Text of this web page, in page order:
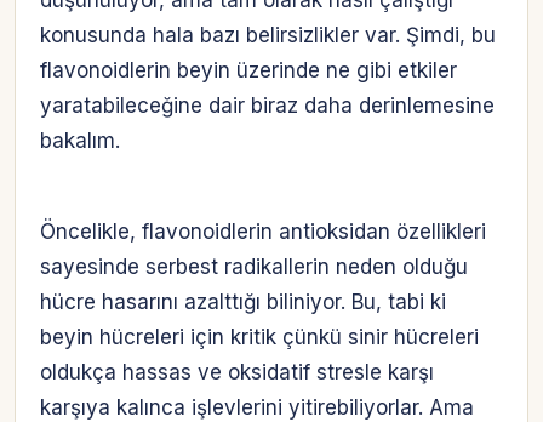
konusunda hala bazı belirsizlikler var. Şimdi, bu
flavonoidlerin beyin üzerinde ne gibi etkiler
yaratabileceğine dair biraz daha derinlemesine
bakalım.
Öncelikle, flavonoidlerin antioksidan özellikleri
sayesinde serbest radikallerin neden olduğu
hücre hasarını azalttığı biliniyor. Bu, tabi ki
beyin hücreleri için kritik çünkü sinir hücreleri
oldukça hassas ve oksidatif stresle karşı
karşıya kalınca işlevlerini yitirebiliyorlar. Ama